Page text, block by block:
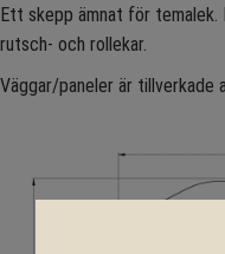
Ett skepp ämnat för temalek.
rutsch- och rollekar.
Väggar/paneler är tillverkade